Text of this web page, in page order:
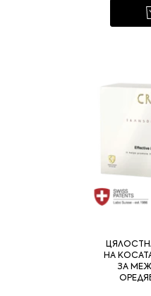
НА
ЗА